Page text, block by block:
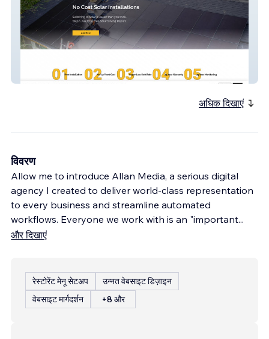
Solar Rich Life
अधिक दिखाएं
विवरण
Allow me to introduce Allan Media, a serious digital
agency I created to deliver world-class representation
to every business and streamline automated
workflows. Everyone we work with is an "important...
और दिखाएं
रेस्टोरेंट मेनू सेटअप
उन्नत वेबसाइट डिज़ाइन
वेबसाइट मार्गदर्शन
+8 और